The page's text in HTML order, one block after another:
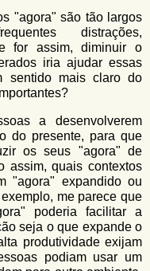
"agora" são tão largos
distrações,
for assim, diminuir o
iria ajudar essas
sentido mais claro do
a desenvolverem
do presente, para que
os seus "agora" de
assim, quais contextos
"agora" expandido ou
me parece que
poderia facilitar a
seja o que expande o
produtividade exijam
podiam usar um